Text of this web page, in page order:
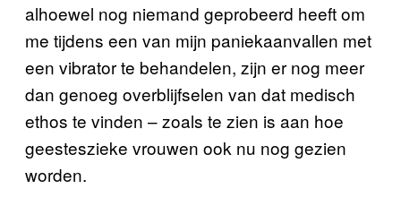
alhoewel nog niemand geprobeerd heeft om
me tijdens een van mijn paniekaanvallen met
een vibrator te behandelen, zijn er nog meer
dan genoeg overblijfselen van dat medisch
ethos te vinden – zoals te zien is aan hoe
geesteszieke vrouwen ook nu nog gezien
worden.